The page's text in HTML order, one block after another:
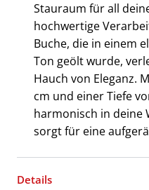
Stauraum für all
hochwertige
Buche, die in einem
Ton geölt wurde,
Hauch von Eleganz.
cm und einer Tiefe
harmonisch in deine
sorgt für eine
Details